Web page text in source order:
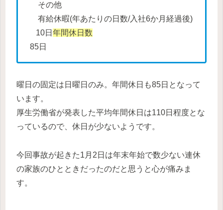
その他
有給休暇(年あたりの日数/入社6か月経過後)
10日 年間休日数
85日
曜日の固定は日曜日のみ。年間休日も85日となって
います。
厚生労働省が発表した平均年間休日は110日程度とな
っているので、休日が少ないようです。
今回事故が起きた1月2日は年末年始で数少ない連休
の家族のひとときだったのだと思うと心が痛みま
す。